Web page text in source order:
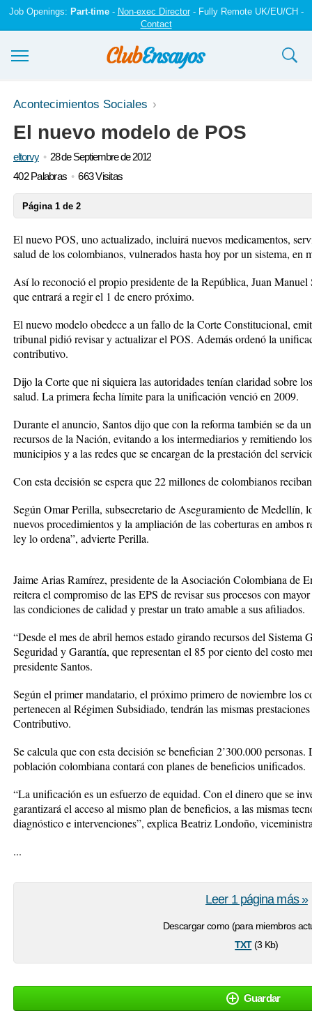
Job Openings: Part-time- Non-exec Director- Fully Remote UK/EU/CH -
Contact
Ensayos y trabajos
Registrarse
Iniciar sesión
Acontecimientos Sociales
El nuevo modelo de POS
eltorvy
28 de Septiembre de 2012
402 Palabras
663 Visitas
Página 1 de 2
El nuevo POS, uno actualizado, incluirá nuevos medicamentos,
salud de los colombianos, vulnerados hasta hoy por un sistema, en
Así lo reconoció el propio presidente de la República, Juan
que entrará a regir el 1 de enero próximo.
El nuevo modelo obedece a un fallo de la Corte Constitucional,
tribunal pidió revisar y actualizar el POS. Además ordenó la
contributivo.
Dijo la Corte que ni siquiera las autoridades tenían claridad sobre
salud. La primera fecha límite para la unificación venció en 2009.
Durante el anuncio, Santos dijo que con la reforma también se da
recursos de la Nación, evitando a los intermediarios y remitiendo
municipios y a las redes que se encargan de la prestación del
Con esta decisión se espera que 22 millones de colombianos
Según Omar Perilla, subsecretario de Aseguramiento de Medellín,
nuevos procedimientos y la ampliación de las coberturas en ambos
ley lo ordena”, advierte Perilla.
Jaime Arias Ramírez, presidente de la Asociación Colombiana de
reitera el compromiso de las EPS de revisar sus procesos con
las condiciones de calidad y prestar un trato amable a sus afiliados.
“Desde el mes de abril hemos estado girando recursos del Sistema
Seguridad y Garantía, que representan el 85 por ciento del costo
presidente Santos.
Según el primer mandatario, el próximo primero de noviembre los
pertenecen al Régimen Subsidiado, tendrán las mismas
Contributivo.
Se calcula que con esta decisión se benefician 2’300.000
población colombiana contará con planes de beneficios unificados.
“La unificación es un esfuerzo de equidad. Con el dinero que se
garantizará el acceso al mismo plan de beneficios, a las mismas
diagnóstico e intervenciones”, explica Beatriz Londoño,
...
Descargar como (para miembros
txt(3 Kb)
Leer 1 página más »
Guardar